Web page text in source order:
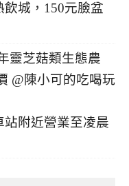
飲城，150元臉盆
站附近營業至凌晨